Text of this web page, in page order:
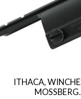
ITHACA,
MOSSBERG.